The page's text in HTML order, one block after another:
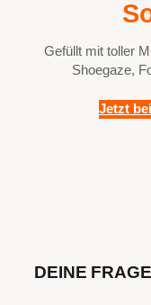
Gefüllt mit toller
Shoegaze,
Jetzt
DEINE